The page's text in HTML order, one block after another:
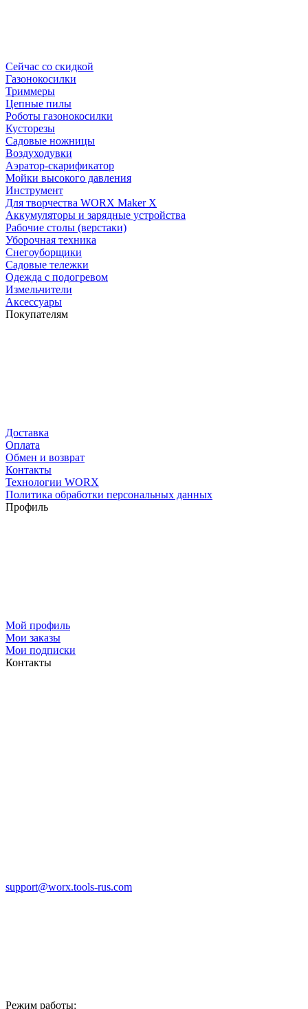
Сейчас со скидкой
Газонокосилки
Триммеры
Цепные пилы
Роботы газонокосилки
Кусторезы
Садовые ножницы
Воздуходувки
Аэратор-скарификатор
Мойки высокого давления
Инструмент
Для творчества WORX Maker X
Аккумуляторы и зарядные устройства
Рабочие столы (верстаки)
Уборочная техника
Снегоуборщики
Садовые тележки
Одежда с подогревом
Измельчители
Аксессуары
Покупателям
Доставка
Оплата
Обмен и возврат
Контакты
Технологии WORX
Политика обработки персональных данных
Профиль
Мой профиль
Мои заказы
Мои подписки
Контакты
support@worx.tools-rus.com
Режим работы: